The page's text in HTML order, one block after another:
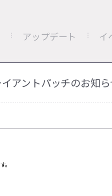
アップデート イ
アントパッチのお知ら